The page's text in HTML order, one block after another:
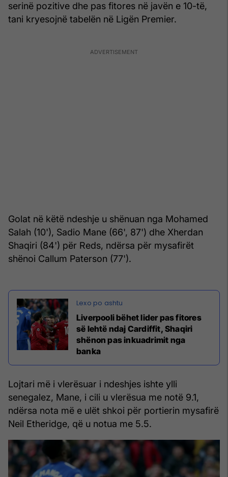
serinë pozitive dhe pas fitores në javën e 10-të,
tani kryesojnë tabelën në Ligën Premier.
Golat në këtë ndeshje u shënuan nga Mohamed
Salah (10'), Sadio Mane (66', 87') dhe Xherdan
Shaqiri (84') për Reds, ndërsa për mysafirët
shënoi Callum Paterson (77').
Liverpooli bëhet lider pas fitores
së lehtë ndaj Cardiffit, Shaqiri
shënon pas inkuadrimit nga
banka
Lojtari më i vlerësuar i ndeshjes ishte ylli
senegalez, Mane, i cili u vlerësua me notë 9.1,
ndërsa nota më e ulët shkoi për portierin mysafirë
Neil Etheridge, që u notua me 5.5.